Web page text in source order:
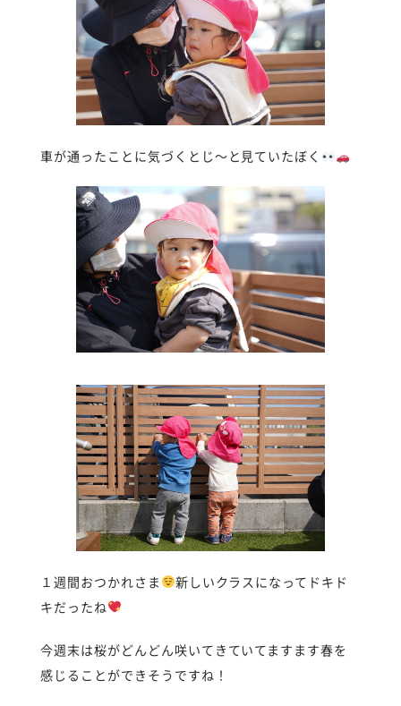
車が通ったことに気づくとじ〜と見ていたぼく
１週間おつかれさま
新しいクラスになってドキド
キだったね
今週末は桜がどんどん咲いてきていてますます春を
感じることができそうですね！